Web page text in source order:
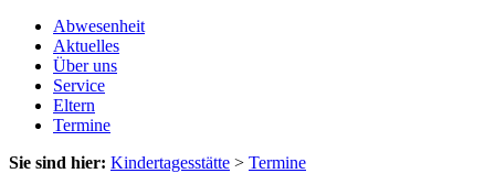
Abwesenheit
Aktuelles
Über uns
Service
Eltern
Termine
Sie sind hier: Kindertagesstätte > Termine